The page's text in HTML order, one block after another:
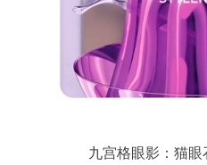
九宫格眼影：猫眼